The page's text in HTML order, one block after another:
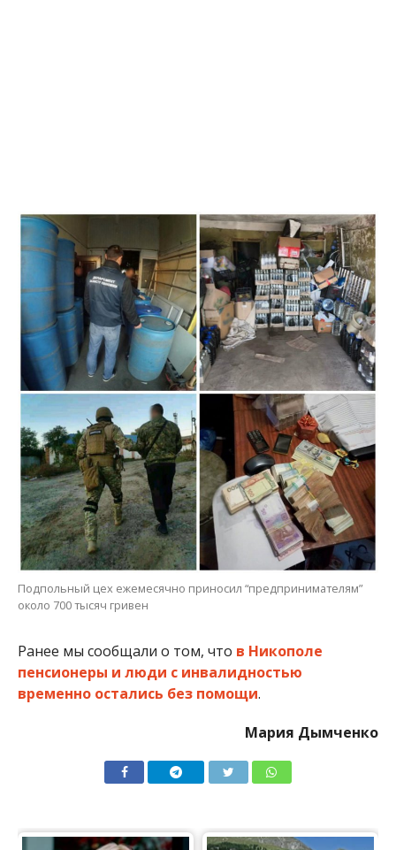
Подпольный цех ежемесячно приносил “предпринимателям”
около 700 тысяч гривен
Ранее мы сообщали о том, что в Никополе
пенсионеры и люди с инвалидностью
временно остались без помощи.
Мария Дымченко